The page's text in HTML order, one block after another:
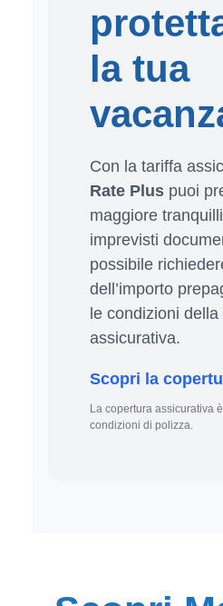
la tua
Con la tariffa
Rate Plus puoi
maggiore
imprevisti
possibile
dell’importo
le condizioni della
assicurativa.
Scopri la
La copertura assicurativa
condizioni di polizza.